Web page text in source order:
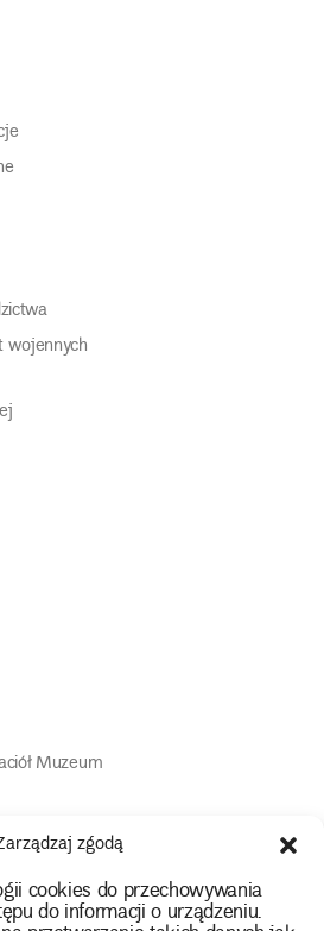
zgodą
cookies do przechowywania
do informacji o urządzeniu.
wojennych
Muzeum
potrzebach